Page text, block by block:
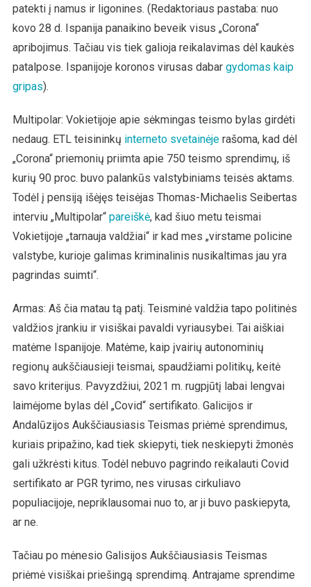
patekti į namus ir ligonines. (Redaktoriaus pastaba: nuo
kovo 28 d. Ispanija panaikino beveik visus „Corona“
apribojimus. Tačiau vis tiek galioja reikalavimas dėl kaukės
patalpose. Ispanijoje koronos virusas dabar gydomas kaip
gripas).
Multipolar: Vokietijoje apie sėkmingas teismo bylas girdėti
nedaug. ETL teisininkų interneto svetainėjerašoma, kad dėl
„Corona“ priemonių priimta apie 750 teismo sprendimų, iš
kurių 90 proc. buvo palankūs valstybiniams teisės aktams.
Todėl į pensiją išėjęs teisėjas Thomas-Michaelis Seibertas
interviu „Multipolar“ pareiškė, kad šiuo metu teismai
Vokietijoje „tarnauja valdžiai“ ir kad mes „virstame policine
valstybe, kurioje galimas kriminalinis nusikaltimas jau yra
pagrindas suimti“.
Armas: Aš čia matau tą patį. Teisminė valdžia tapo politinės
valdžios įrankiu ir visiškai pavaldi vyriausybei. Tai aiškiai
matėme Ispanijoje. Matėme, kaip įvairių autonominių
regionų aukščiausieji teismai, spaudžiami politikų, keitė
savo kriterijus. Pavyzdžiui, 2021 m. rugpjūtį labai lengvai
laimėjome bylas dėl „Covid“ sertifikato. Galicijos ir
Andalūzijos Aukščiausiasis Teismas priėmė sprendimus,
kuriais pripažino, kad tiek skiepyti, tiek neskiepyti žmonės
gali užkrėsti kitus. Todėl nebuvo pagrindo reikalauti Covid
sertifikato ar PGR tyrimo, nes virusas cirkuliavo
populiacijoje, nepriklausomai nuo to, ar ji buvo paskiepyta,
ar ne.
Tačiau po mėnesio Galisijos Aukščiausiasis Teismas
priėmė visiškai priešingą sprendimą. Antrajame sprendime